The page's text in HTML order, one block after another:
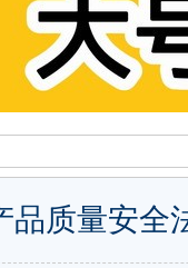
品质量安全